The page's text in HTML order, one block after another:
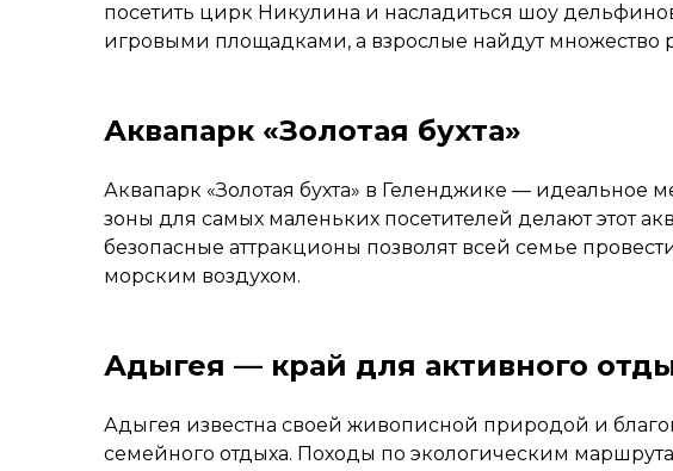
посетить цирк Никулина и насладиться шоу
игровыми площадками, а взрослые найдут множество
Аквапарк «Золотая бухта»
Аквапарк «Золотая бухта» в Геленджике — идеальное
зоны для самых маленьких посетителей делают этот
безопасные аттракционы позволят всей семье
морским воздухом.
Адыгея — край для активного
Адыгея известна своей живописной природой и
семейного отдыха. Походы по экологическим